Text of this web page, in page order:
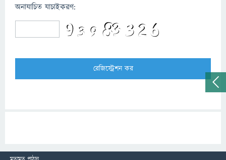
অনাযাচিত যাচাইকরণ: